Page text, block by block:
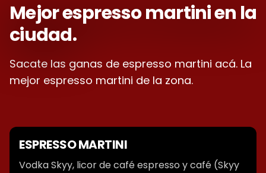
Mejor espresso martini en la
ciudad.
Sacate las ganas de espresso martini acá. La
mejor espresso martini de la zona.
ESPRESSO MARTINI
Vodka Skyy, licor de café espresso y café (Skyy